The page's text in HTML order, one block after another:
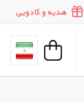
هدیه و کادویی